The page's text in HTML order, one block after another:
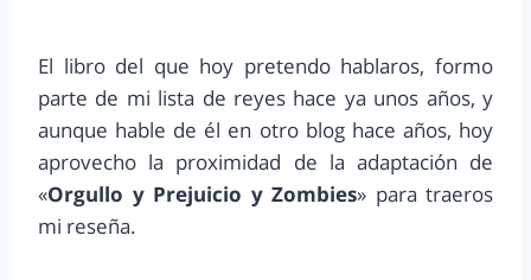
El libro del que hoy pretendo hablaros, formo
parte de mi lista de reyes hace ya unos años, y
aunque hable de él en otro blog hace años, hoy
aprovecho la proximidad de la adaptación de
«Orgullo y Prejuicio y Zombies» para traeros
mi reseña.